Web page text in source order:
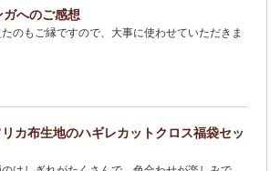
リュック～キテンゲ本革仕立て
仕立てた新作登場！『ニッポンの技×アフリカ
美脚ゆるやかブーツカットデザイン～
ィ◇で仕立てた新作登場！『ニッポンの技×ア
へのご感想
のもご縁ですので、大事に使わせていただきま
カ布生地のハギレカットクロス福袋セッ